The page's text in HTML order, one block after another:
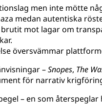
men inte mötte
medan autentiska
mot lagar om
översvämmar
–Snopes, The
för narrativ
– en som